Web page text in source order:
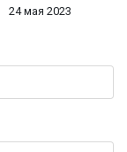
24 мая 2023